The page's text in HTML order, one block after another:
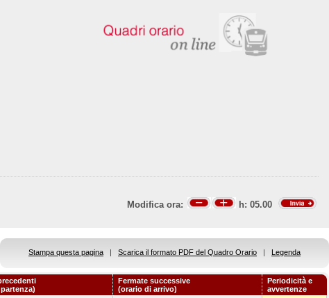
Modifica ora: h: 05.00
Stampa questa pagina | Scarica il formato PDF del Quadro Orario | Legenda
Fermate successive
(orario di arrivo)
Periodicità e
avvertenze